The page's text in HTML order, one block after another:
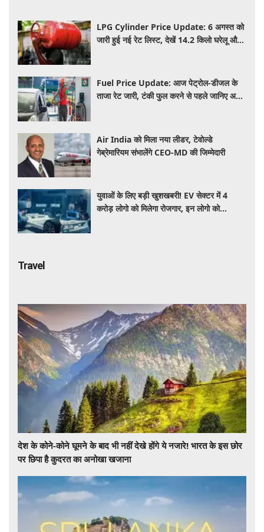
LPG Cylinder Price Update: 6 अगस्त को
जारी हुई नई रेट लिस्ट, देखें 14.2 किलो घरेलू और
Fuel Price Update: आज पेट्रोल-डीजल के
ताजा रेट जारी, टंकी फुल करने से पहले जानिए अपने
Air India को मिला नया लीडर, टेवोल्डे
गेब्रेमारियम संभालेंगे CEO-MD की जिम्मेदारी
युवाओं के लिए बड़ी खुशखबरी! EV सेक्टर में 4
करोड़ लोगो को मिलेगा रोजगार, इन लोगो को
Travel
देश के कोने-कोने घूमने के बाद भी नहीं देखे होंगे ये नजारे! भारत के इस छोर
पर छिपा है कुदरत का अनोखा खजाना